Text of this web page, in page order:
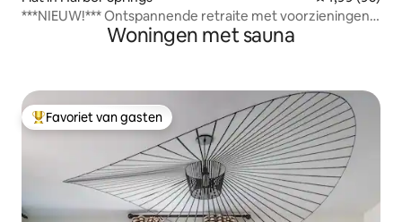
***NIEUW!*** Ontspannende retraite met voorzieningen
Woningen met sauna
Topfavoriet van gasten
Favoriet van gasten